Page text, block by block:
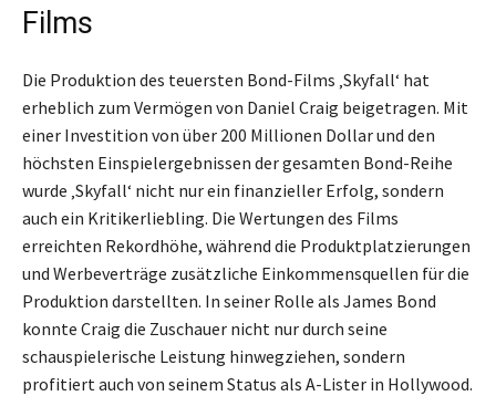
Films
Die Produktion des teuersten Bond-Films ‚Skyfall‘ hat
erheblich zum Vermögen von Daniel Craig beigetragen. Mit
einer Investition von über 200 Millionen Dollar und den
höchsten Einspielergebnissen der gesamten Bond-Reihe
wurde ‚Skyfall‘ nicht nur ein finanzieller Erfolg, sondern
auch ein Kritikerliebling. Die Wertungen des Films
erreichten Rekordhöhe, während die Produktplatzierungen
und Werbeverträge zusätzliche Einkommensquellen für die
Produktion darstellten. In seiner Rolle als James Bond
konnte Craig die Zuschauer nicht nur durch seine
schauspielerische Leistung hinwegziehen, sondern
profitiert auch von seinem Status als A-Lister in Hollywood.